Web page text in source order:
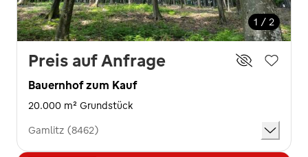
1 / 2
Preis auf Anfrage
Bauernhof zum Kauf
20.000 m² Grundstück
Gamlitz (8462)